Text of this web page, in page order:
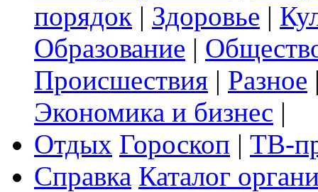
порядок | Здоровье |
Образование |
Происшествия | Разное
Экономика и бизнес |
Отдых Гороскоп | ТВ-
Справка Каталог